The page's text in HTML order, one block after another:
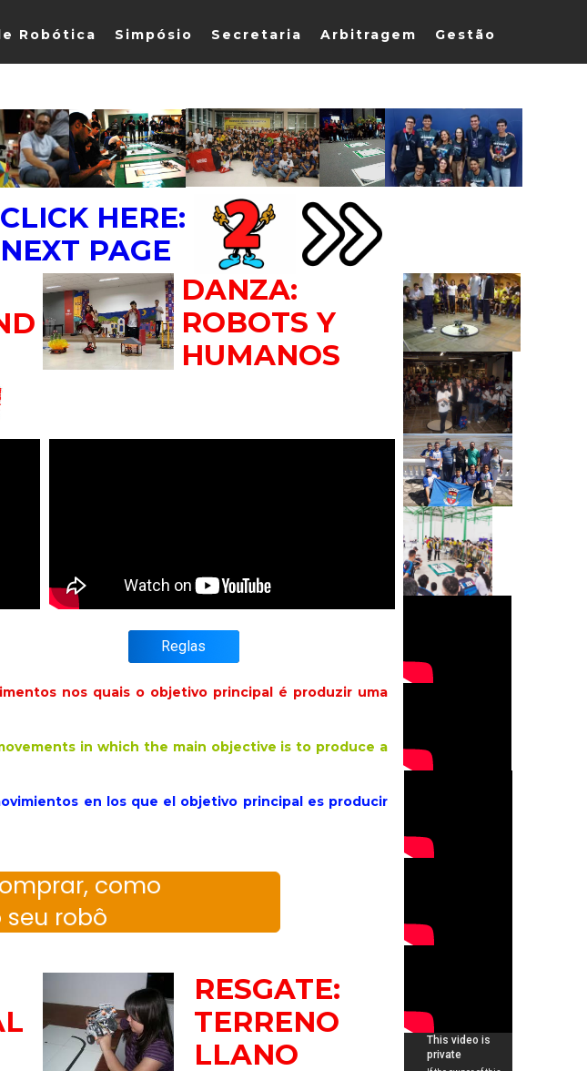
Robótica Simpósio Secretaria Arbitragem Gestão
RESGATE:
TERRENO
LLANO
nos quais o objetivo principal é produzir uma
in which the main objective is to produce a
en los que el objetivo principal es producir
DANZA:
ROBOTS Y
HUMANOS
como
robô
CLICK HERE:
NEXT PAGE
Reglas